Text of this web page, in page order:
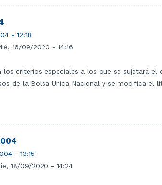
- 12:18
16/09/2020 - 14:16
criterios especiales a los que se sujetará el
de la Bolsa Unica Nacional y se modifica el
- 13:15
18/09/2020 - 14:24